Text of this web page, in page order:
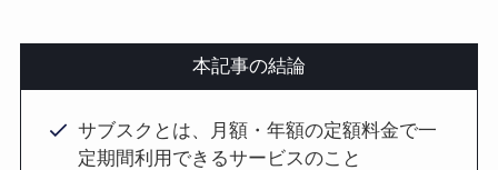
本記事の結論
サブスクとは、月額・年額の定額料金で一
定期間利用できるサービスのこと